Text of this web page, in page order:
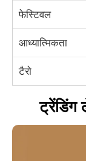
फेस्टिवल
आध्यात्मिकता
टैरो
हस्तरेखा शास्त्र
बॉलीवुड